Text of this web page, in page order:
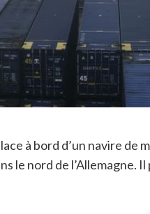
à bord d’un navire de
le nord de l’Allemagne.